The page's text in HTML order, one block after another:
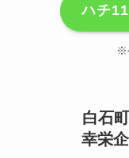
ハチ
※
白石
幸栄